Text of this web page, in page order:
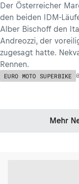
Der Österreicher
den beiden IDM-
Alber Bischoff den
Andreozzi, der
zugesagt hatte.
Rennen.
EURO MOTO SUPERBIKE
Mehr